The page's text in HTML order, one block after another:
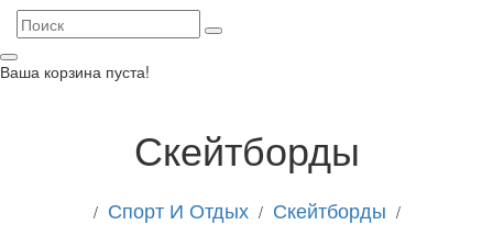
Ваша корзина пуста!
Скейтборды
/ Спорт И Отдых / Скейтборды /